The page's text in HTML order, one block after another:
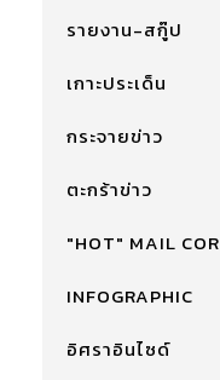
รายงาน-สกู๊ป
เกาะประเด็น
กระจายข่าว
ตะกร้าข่าว
"HOT" MAIL
INFOGRAPHIC
อิศราอินไซด์